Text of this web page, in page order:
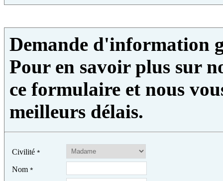
Demande d'information
Pour en savoir plus sur
ce formulaire et nous
meilleurs délais.
Civilité *
Nom *